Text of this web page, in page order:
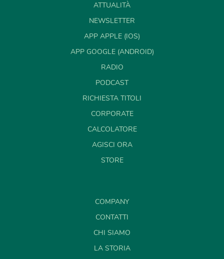
ATTUALITÀ
NEWSLETTER
APP APPLE (IOS)
APP GOOGLE (ANDROID)
RADIO
PODCAST
RICHIESTA TITOLI
CORPORATE
CALCOLATORE
AGISCI ORA
STORE
COMPANY
CONTATTI
CHI SIAMO
LA STORIA